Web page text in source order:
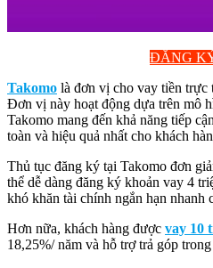
ĐĂNG
Takomo là đơn vị cho vay tiền trực
Đơn vị này hoạt động dựa trên mô
Takomo mang đến khả năng tiếp
toàn và hiệu quả nhất cho khách
Thủ tục đăng ký tại Takomo đơn
thể dễ dàng đăng ký khoản vay 4
khó khăn tài chính ngắn hạn nhanh
Hơn nữa, khách hàng được vay 10
18,25%/ năm và hỗ trợ trả góp